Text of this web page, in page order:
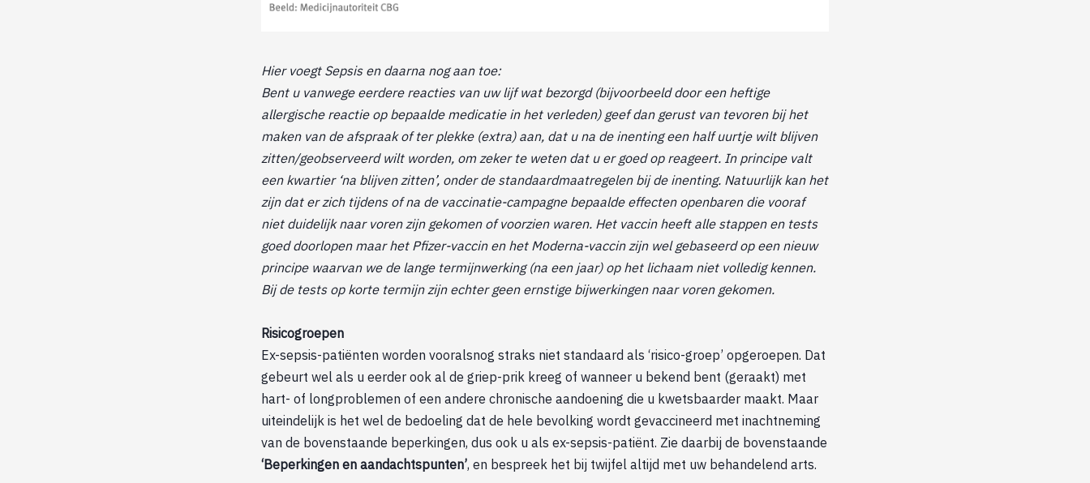
Hier voegt Sepsis en daarna nog aan toe:
Bent u vanwege eerdere reacties van uw lijf wat bezorgd (bijvoorbeeld door een heftige
allergische reactie op bepaalde medicatie in het verleden) geef dan gerust van tevoren bij het
maken van de afspraak of ter plekke (extra) aan, dat u na de inenting een half uurtje wilt blijven
zitten/geobserveerd wilt worden, om zeker te weten dat u er goed op reageert. In principe valt
een kwartier ‘na blijven zitten’, onder de standaardmaatregelen bij de inenting. Natuurlijk kan het
zijn dat er zich tijdens of na de vaccinatie-campagne bepaalde effecten openbaren die vooraf
niet duidelijk naar voren zijn gekomen of voorzien waren. Het vaccin heeft alle stappen en tests
goed doorlopen maar het Pfizer-vaccin en het Moderna-vaccin zijn wel gebaseerd op een nieuw
principe waarvan we de lange termijnwerking (na een jaar) op het lichaam niet volledig kennen.
Bij de tests op korte termijn zijn echter geen ernstige bijwerkingen naar voren gekomen.
Risicogroepen
Ex-sepsis-patiënten worden vooralsnog straks niet standaard als ‘risico-groep’ opgeroepen. Dat
gebeurt wel als u eerder ook al de griep-prik kreeg of wanneer u bekend bent (geraakt) met
hart- of longproblemen of een andere chronische aandoening die u kwetsbaarder maakt. Maar
uiteindelijk is het wel de bedoeling dat de hele bevolking wordt gevaccineerd met inachtneming
van de bovenstaande beperkingen, dus ook u als ex-sepsis-patiënt. Zie daarbij de bovenstaande
‘Beperkingen en aandachtspunten’, en bespreek het bij twijfel altijd met uw behandelend arts.